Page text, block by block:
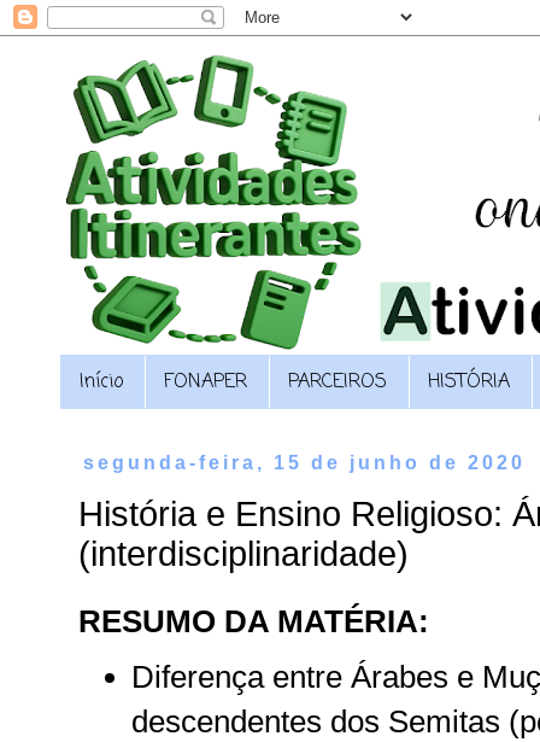
Início FONAPER PARCEIROS HISTÓRIA
segunda-feira, 15 de junho de 2020
História e Ensino Religioso:
(interdisciplinaridade)
RESUMO DA MATÉRIA:
Diferença entre Árabes e
descendentes dos Semitas